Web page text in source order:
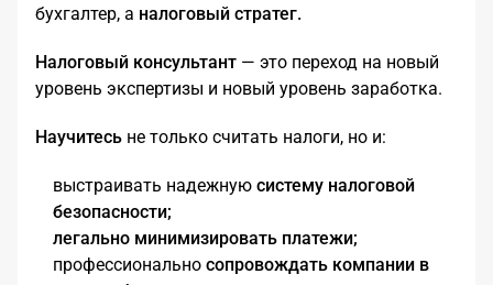
бухгалтер, а налоговый стратег.
Налоговый консультант — это переход на новый
уровень экспертизы и новый уровень заработка.
Научитесь не только считать налоги, но и:
выстраивать надежную систему налоговой
безопасности;
легально минимизировать платежи;
профессионально сопровождать компании в